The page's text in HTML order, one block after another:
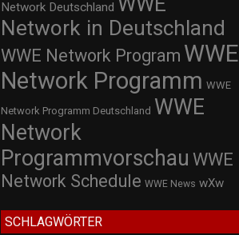
Network Deutschland
Network in Deutschland
WWE Network Program WWE
Network Programm WWE
Network Programm Deutschland WWE
Network
Programmvorschau WWE
Network Schedule WWE News wXw
SCHLAGWÖRTER